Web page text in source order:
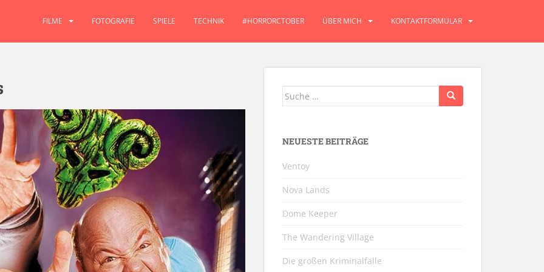
FILME FOTOGRAFIE SPIELE TECHNIK #HORRORCTOBER ÜBER MICH KONTAKTFORMULAR
Suche
NEUESTE BEITRÄGE
Ventoy
Nova Lands
Dome Keeper
The Wandering Village
Die großen Kriminalfälle